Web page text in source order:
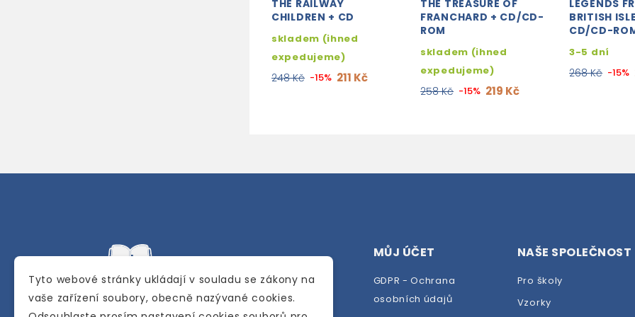
THE RAILWAY
CHILDREN + CD
skladem (ihned
expedujeme)
248 Kč -15% 211 Kč
THE TREASURE OF
FRANCHARD + CD/CD-
ROM
skladem (ihned
expedujeme)
258 Kč -15% 219 Kč
LEGENDS
BRITISH
CD/CD-
3-5 dní
268 Kč -15%
MŮJ ÚČET
GDPR - Ochrana
osobních údajů
NAŠE SPOLEČNOST
Pro školy
Vzorky
Tyto webové stránky ukládají v souladu se zákony na
vaše zařízení soubory, obecně nazývané cookies.